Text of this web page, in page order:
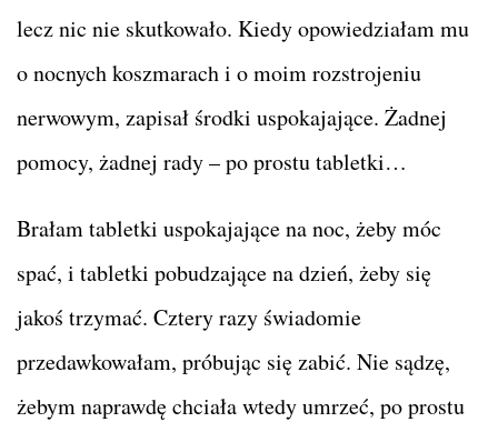
lecz nic nie skutkowało. Kiedy opowiedziałam mu
o nocnych koszmarach i o moim rozstrojeniu
nerwowym, zapisał środki uspokajające. Żadnej
pomocy, żadnej rady – po prostu tabletki…
Brałam tabletki uspokajające na noc, żeby móc
spać, i tabletki pobudzające na dzień, żeby się
jakoś trzymać. Cztery razy świadomie
przedawkowałam, próbując się zabić. Nie sądzę,
żebym naprawdę chciała wtedy umrzeć, po prostu